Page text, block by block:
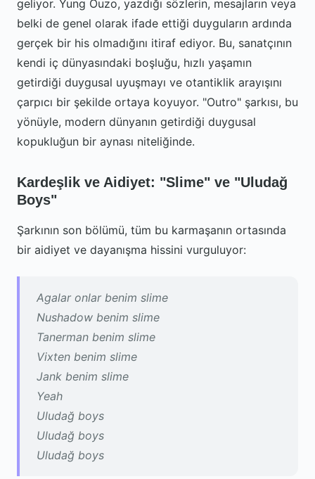
geliyor. Yung Ouzo, yazdığı sözlerin, mesajların veya
belki de genel olarak ifade ettiği duyguların ardında
gerçek bir his olmadığını itiraf ediyor. Bu, sanatçının
kendi iç dünyasındaki boşluğu, hızlı yaşamın
getirdiği duygusal uyuşmayı ve otantiklik arayışını
çarpıcı bir şekilde ortaya koyuyor. "Outro" şarkısı, bu
yönüyle, modern dünyanın getirdiği duygusal
kopukluğun bir aynası niteliğinde.
Kardeşlik ve Aidiyet: "Slime" ve "Uludağ
Boys"
Şarkının son bölümü, tüm bu karmaşanın ortasında
bir aidiyet ve dayanışma hissini vurguluyor:
Agalar onlar benim slime
Nushadow benim slime
Tanerman benim slime
Vixten benim slime
Jank benim slime
Yeah
Uludağ boys
Uludağ boys
Uludağ boys